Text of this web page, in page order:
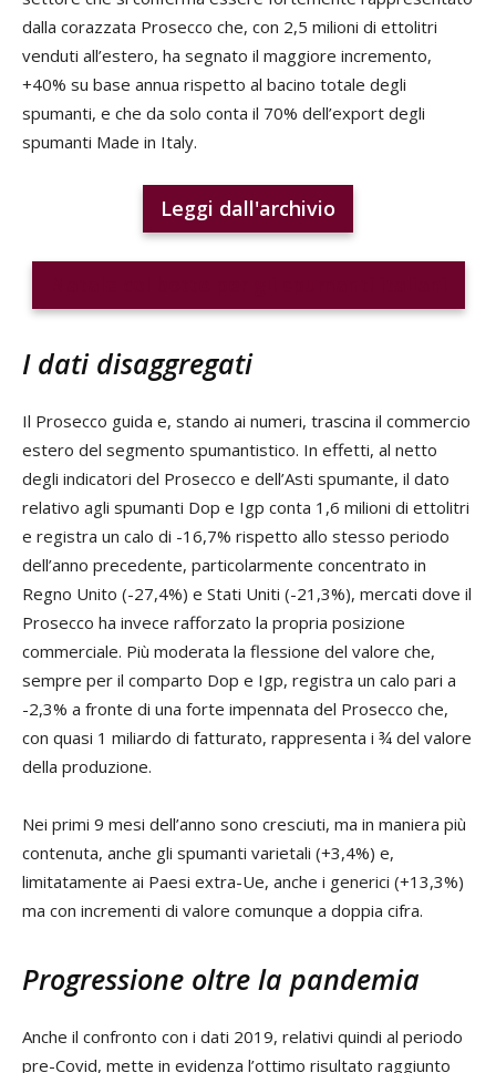
dalla corazzata Prosecco che, con 2,5 milioni di ettolitri
venduti all’estero, ha segnato il maggiore incremento,
+40% su base annua rispetto al bacino totale degli
spumanti, e che da solo conta il 70% dell’export degli
spumanti Made in Italy.
Leggi dall'archivio
I dati disaggregati
Il Prosecco guida e, stando ai numeri, trascina il commercio
estero del segmento spumantistico. In effetti, al netto
degli indicatori del Prosecco e dell’Asti spumante, il dato
relativo agli spumanti Dop e Igp conta 1,6 milioni di ettolitri
e registra un calo di -16,7% rispetto allo stesso periodo
dell’anno precedente, particolarmente concentrato in
Regno Unito (-27,4%) e Stati Uniti (-21,3%), mercati dove il
Prosecco ha invece rafforzato la propria posizione
commerciale. Più moderata la flessione del valore che,
sempre per il comparto Dop e Igp, registra un calo pari a
-2,3% a fronte di una forte impennata del Prosecco che,
con quasi 1 miliardo di fatturato, rappresenta i ¾ del valore
della produzione.
Nei primi 9 mesi dell’anno sono cresciuti, ma in maniera più
contenuta, anche gli spumanti varietali (+3,4%) e,
limitatamente ai Paesi extra-Ue, anche i generici (+13,3%)
ma con incrementi di valore comunque a doppia cifra.
Progressione oltre la pandemia
Anche il confronto con i dati 2019, relativi quindi al periodo
pre-Covid, mette in evidenza l’ottimo risultato raggiunto